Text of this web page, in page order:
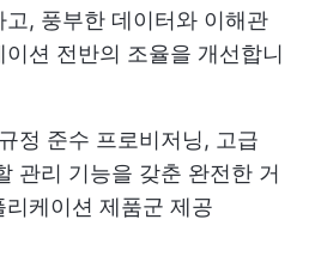
고, 풍부한 데이터와 이해관
션 전반의 조율을 개선합니
정 준수 프로비저닝, 고급
관리 기능을 갖춘 완전한 거
케이션 제품군 제공